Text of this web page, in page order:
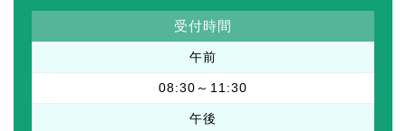
受付時間
午前
08:30～11:30
午後